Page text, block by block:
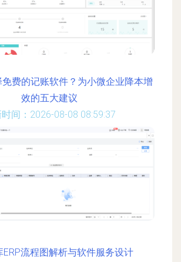
费的记账软件？为小微企业降本增
效的五大建议
间：2026-08-08 08:59:37
ERP流程图解析与软件服务设计